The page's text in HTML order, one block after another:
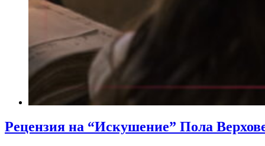
Рецензия на “Искушение” Пола